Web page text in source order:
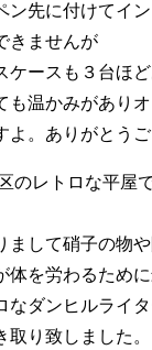
先に付けてイ
きませんが
ケースも３台ほ
温かみがありオ
。ありがとうご
レトロな平屋で
して硝子の物や
を労わるため
ダンヒルライ
り致しました。